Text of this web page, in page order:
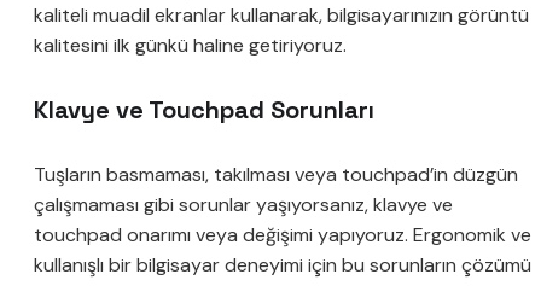
kaliteli muadil ekranlar kullanarak, bilgisayarınızın görüntü
kalitesini ilk günkü haline getiriyoruz.
Klavye ve Touchpad Sorunları
Tuşların basmaması, takılması veya touchpad’in düzgün
çalışmaması gibi sorunlar yaşıyorsanız, klavye ve
touchpad onarımı veya değişimi yapıyoruz. Ergonomik ve
kullanışlı bir bilgisayar deneyimi için bu sorunların çözümü